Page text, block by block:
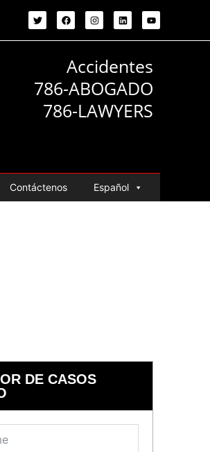
Accidentes
786-ABOGADO
786-LAWYERS
Contáctenos Español
DE CASOS